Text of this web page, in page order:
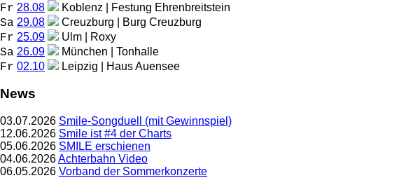
Fr 28.08 Koblenz | Festung Ehrenbreitstein
Sa 29.08 Creuzburg | Burg Creuzburg
Fr 25.09 Ulm | Roxy
Sa 26.09 München | Tonhalle
Fr 02.10 Leipzig | Haus Auensee
News
03.07.2026 Smile-Songduell (mit Gewinnspiel)
12.06.2026 Smile ist #4 der Charts
05.06.2026 SMILE erschienen
04.06.2026Achterbahn Video
06.05.2026 Vorband der Sommerkonzerte